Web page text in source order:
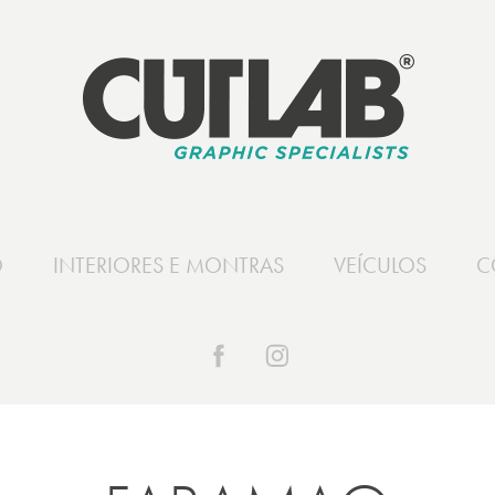
INTERIORES E MONTRAS VEÍCULOS